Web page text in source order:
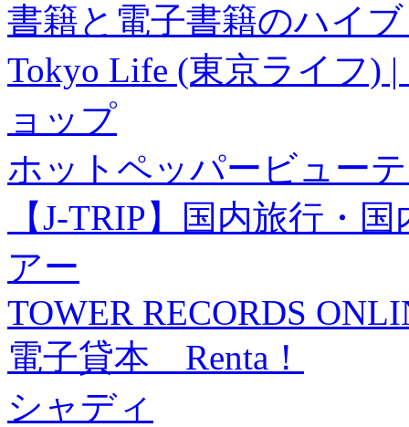
書籍と電子書籍のハイ
Tokyo Life (東京ライフ)
ョップ
ホットペッパービュー
【J-TRIP】国内旅行・
アー
TOWER RECORDS
電子貸本 Renta！
シャディ